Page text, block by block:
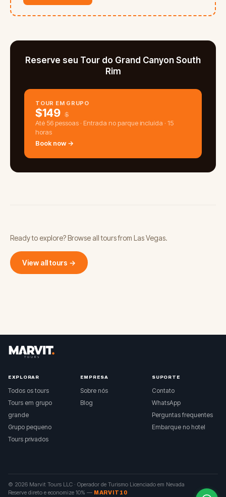
Reserve seu Tour do Grand Canyon South
Rim
TOUR EM GRUPO
$149 $
Até 56 pessoas · Entrada no parque incluída · 15
horas
Book now →
Ready to explore? Browse all tours from Las Vegas.
View all tours →
EXPLORAR
Todos os tours
Tours em grupo
grande
Grupo pequeno
Tours privados
EMPRESA
Sobre nós
Blog
SUPORTE
Contato
WhatsApp
Perguntas frequentes
Embarque no hotel
© 2026 Marvit Tours LLC · Operador de Turismo Licenciado em Nevada
Reserve direto e economize 10% — MARVIT10